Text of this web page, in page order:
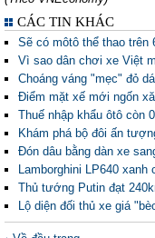
CÁC TIN KHÁC
Sẽ có môtô thể thao trên
Vì sao dân chơi xe Việt
Choáng váng "mẹc" đỏ
Điểm mặt xế mới ngốn
Thuế nhập khẩu ôtô còn
Khám phá bộ đôi ấn
Đón dâu bằng dàn xe
Lamborghini LP640 xanh
Thủ tướng Putin đạt
Lộ diện đối thủ xe giá